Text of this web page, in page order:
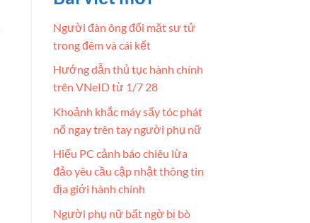
Người đàn ông đối mặt sư tử
trong đêm và cái kết
Hướng dẫn thủ tục hành chính
trên VNeID từ 1/7 28
Khoảnh khắc máy sấy tóc phát
nổ ngay trên tay người phụ nữ
Hiếu PC cảnh báo chiêu lừa
đảo yêu cầu cập nhật thông tin
địa giới hành chính
Người phụ nữ bất ngờ bị bò